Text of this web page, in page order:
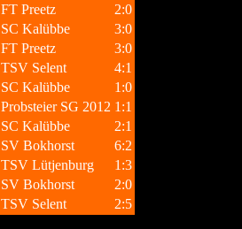
FT Preetz
2:0
SC Kalübbe
3:0
FT Preetz
3:0
TSV Selent
4:1
SC Kalübbe
1:0
Probsteier SG 2012 1:1
SC Kalübbe
2:1
SV Bokhorst
6:2
TSV Lütjenburg
1:3
SV Bokhorst
2:0
TSV Selent 2:5